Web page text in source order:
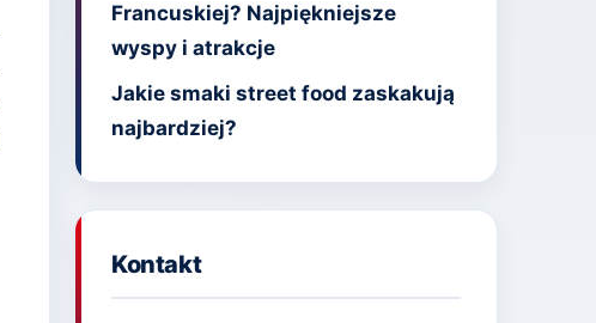
Francuskiej? Najpiękniejsze
wyspy i atrakcje
Jakie smaki street food zaskakują
najbardziej?
Kontakt